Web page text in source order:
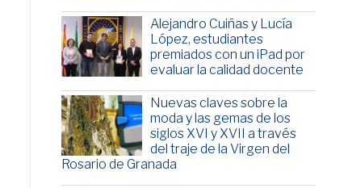
Alejandro Cuiñas y Lucía
López, estudiantes
premiados con un iPad por
evaluar la calidad docente
Nuevas claves sobre la
moda y las gemas de los
siglos XVI y XVII a través
del traje de la Virgen del
Rosario de Granada